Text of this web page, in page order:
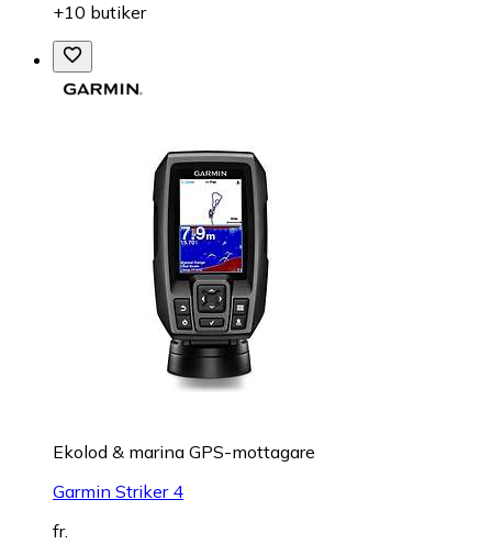
+10 butiker
Ekolod & marina GPS-mottagare
Garmin Striker 4
fr.